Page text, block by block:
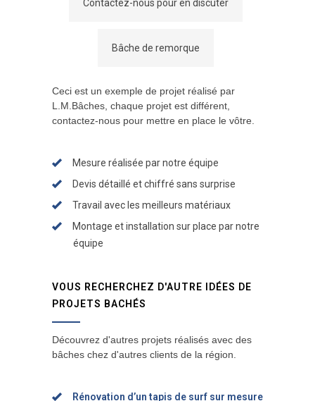
Contactez-nous pour en discuter
Bâche de remorque
Ceci est un exemple de projet réalisé par
L.M.Bâches, chaque projet est différent,
contactez-nous pour mettre en place le vôtre.
Mesure réalisée par notre équipe
Devis détaillé et chiffré sans surprise
Travail avec les meilleurs matériaux
Montage et installation sur place par notre
équipe
VOUS RECHERCHEZ D'AUTRE IDÉES DE
PROJETS BACHÉS
Découvrez d'autres projets réalisés avec des
bâches chez d'autres clients de la région.
Rénovation d’un tapis de surf sur mesure